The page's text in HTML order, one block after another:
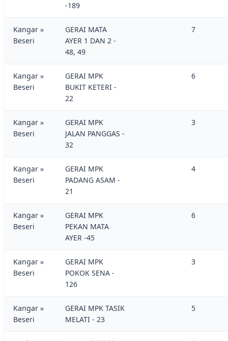
-189
Kangar »
Beseri
GERAI MATA
AYER 1 DAN 2 -
48, 49
7
Kangar »
Beseri
GERAI MPK
BUKIT KETERI -
22
6
Kangar »
Beseri
GERAI MPK
JALAN PANGGAS -
32
3
Kangar »
Beseri
GERAI MPK
PADANG ASAM -
21
4
Kangar »
Beseri
GERAI MPK
PEKAN MATA
AYER -45
6
Kangar »
Beseri
GERAI MPK
POKOK SENA -
126
3
Kangar »
Beseri
GERAI MPK TASIK
MELATI - 23
5